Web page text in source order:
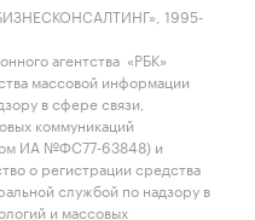
1995-
агентства «РБК»
массовой информации
в сфере связи,
коммуникаций
ИА №ФС77-63848) и
о регистрации средства
службой по надзору в
и массовых